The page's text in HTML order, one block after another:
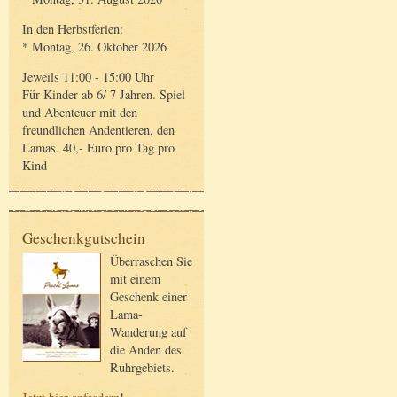
In den Herbstferien:
* Montag, 26. Oktober 2026
Jeweils 11:00 - 15:00 Uhr
Für Kinder ab 6/ 7 Jahren. Spiel
und Abenteuer mit den
freundlichen Andentieren, den
Lamas. 40,- Euro pro Tag pro
Kind
Geschenkgutschein
Überraschen Sie
mit einem
Geschenk einer
Lama-
Wanderung auf
die Anden des
Ruhrgebiets.